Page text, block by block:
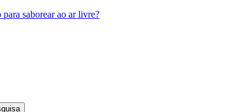
saborear ao ar livre?